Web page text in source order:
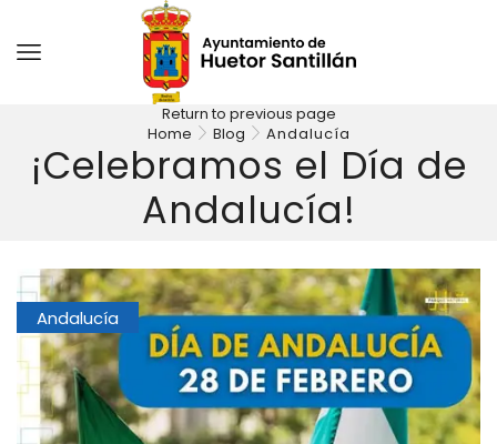
Return to previous page
Home
Blog Andalucía
¡Celebramos el Día de
Andalucía!
Andalucía